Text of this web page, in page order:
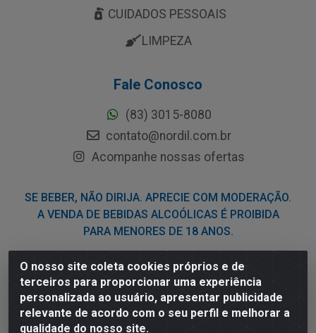
O nosso site coleta cookies próprios e de
terceiros para proporcionar uma experiência
personalizada ao usuário, apresentar publicidade
relevante de acordo com o seu perfil e melhorar a
qualidade do nosso site.
CUIDADOS PESSOAIS
LIMPEZA
Fale Conosco
(83) 3015-8080
contato@nordil.com.br
Acompanhe nossas ofertas
SE BEBER, NÃO DIRIJA. APRECIE COM MODERAÇÃO.
A VENDA DE BEBIDAS ALCOÓLICAS É PROIBIDA
PARA MENORES DE 18 ANOS.
Nordil Distribuidora - Avenida Liberdade, 2738, Bloco F -
Sesi - Bayeux/PB - CEP 58.111-400 - CNPJ
03.775.813/0001-41